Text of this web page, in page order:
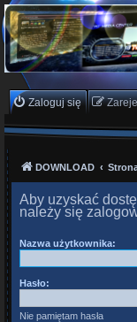
PKTeam -
Team
Hyperion, Enigma, E2, PKT,
Zaloguj się
DOWNLOAD
Aby uzyskać
należy się
Nazwa użytkownika:
Hasło:
Nie pamiętam hasła